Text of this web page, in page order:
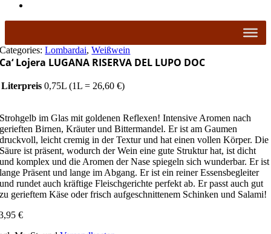
Categories:Lombardai,Weißwein
Ca‘ Lojera LUGANA RISERVA DEL LUPO DOC
Literpreis 0,75L (1L = 26,60 €)
Strohgelb im Glas mit goldenen Reflexen! Intensive Aromen nach
gerieften Birnen, Kräuter und Bittermandel. Er ist am Gaumen
druckvoll, leicht cremig in der Textur und hat einen vollen Körper. Die
Säure ist präsent, wodurch der Wein eine gute Struktur hat, ist dicht
und komplex und die Aromen der Nase spiegeln sich wunderbar. Er ist
lange Präsent und lange im Abgang. Er ist ein reiner Essensbegleiter
und rundet auch kräftige Fleischgerichte perfekt ab. Er passt auch gut
zu gerieftem Käse oder frisch aufgeschnittenem Schinken und Salami!
€